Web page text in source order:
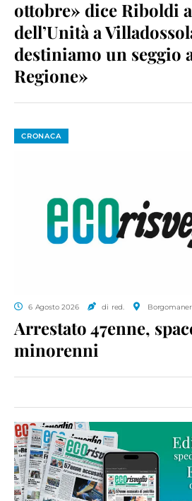
ottobre» dice Riboldi
dell’Unità a
destiniamo un seggio
Regione»
CRONACA
6 Agosto 2026 di red.
Arrestato 47enne,
minorenni